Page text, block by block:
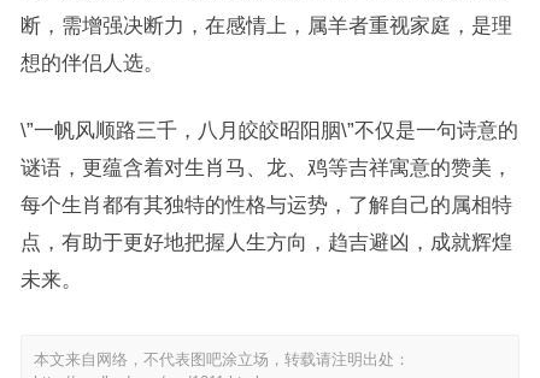
断，需增强决断力，在感情上，属羊者重视家庭，是理
想的伴侣人选。
\”一帆风顺路三千，八月皎皎昭阳胭\”不仅是一句诗意的
谜语，更蕴含着对生肖马、龙、鸡等吉祥寓意的赞美，
每个生肖都有其独特的性格与运势，了解自己的属相特
点，有助于更好地把握人生方向，趋吉避凶，成就辉煌
未来。
本文来自网络，不代表图吧涂立场，转载请注明出处：